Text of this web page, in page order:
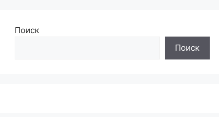
Поиск
Поиск